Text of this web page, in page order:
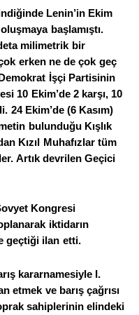
Lenin’in Ekim
başlamıştı.
milimetrik bir
erken ne de çok geç
İşçi Partisinin
10 Ekim’de 2 karşı, 10
24 Ekim’de (6 Kasım)
bulunduğu Kışlık
Kızıl Muhafızlar tüm
Artık devrilen Geçici
Kongresi
iktidarın
geçtiği ilan etti.
kararnamesiyle I.
etmek ve barış çağrısı
sahiplerinin elindeki